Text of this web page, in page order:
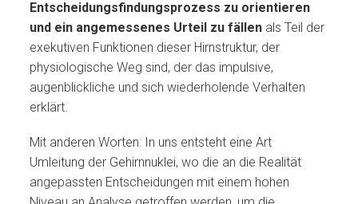
Entscheidungsfindungsprozess zu orientieren
und ein angemessenes Urteil zu fällen als Teil der
exekutiven Funktionen dieser Hirnstruktur, der
physiologische Weg sind, der das impulsive,
augenblickliche und sich wiederholende Verhalten
erklärt.
Mit anderen Worten: In uns entsteht eine Art
Umleitung der Gehirnnuklei, wo die an die Realität
angepassten Entscheidungen mit einem hohen